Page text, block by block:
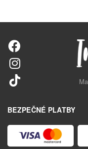
BEZPEČNÉ PLATBY